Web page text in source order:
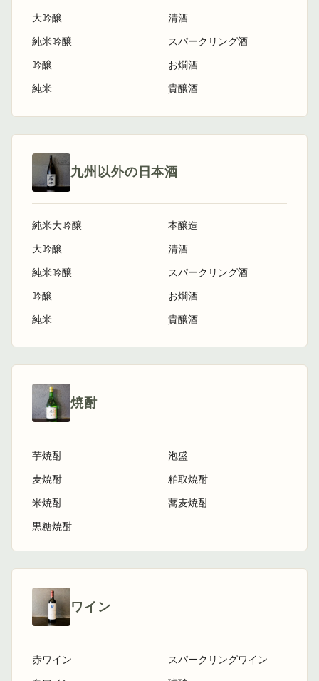
大吟醸
純米吟醸
吟醸
純米
清酒
スパークリング酒
お燗酒
貴醸酒
九州以外の日本酒
純米大吟醸
大吟醸
純米吟醸
吟醸
純米
本醸造
清酒
スパークリング酒
お燗酒
貴醸酒
焼酎
芋焼酎
麦焼酎
米焼酎
黒糖焼酎
泡盛
粕取焼酎
蕎麦焼酎
ワイン
赤ワイン スパークリングワイン